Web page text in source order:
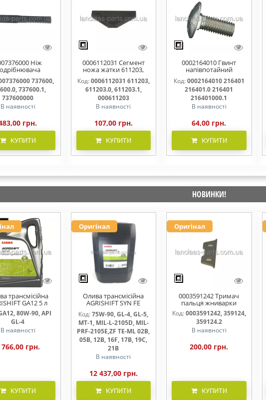
Ніж
737600.0,
737600000
737600,
737600.1,
737600000
В наявності
грн.
КУПИТИ
0006112031 Сегмент
ножа жатки 611203,
611203.0, 611203.1,
000611203
Код:0006112031 611203,
611203.0, 611203.1,
000611203
В наявності
107,00 грн.
КУПИТИ
0002164010 Гвинт
напівпотайний
М10х25х20 216401
216401.0 216401.1
216401000
Код:0002164010 216401
216401.0 216401
216401000.1
В наявності
64,00 грн.
КУПИТИ
НОВИНКИ!
трансмісійна
GA12 5 л
80W-90, API
GL-4
В наявності
766,00 грн.
КУПИТИ
Оригінал
Олива трансмісійна
AGRISHIFT SYN FE
75W90 20л
Код:75W-90, GL-4, GL-5,
MT-1, MIL-L-2105D, MIL-
PRF-2105E,ZF TE-ML 02B,
05B, 12B, 16F, 17B, 19C,
21B
В наявності
12 437,00 грн.
КУПИТИ
Оригінал
0003591242 Тримач
пальця жниварки
Код:0003591242, 359124,
359124.2
В наявності
200,00 грн.
КУПИТИ